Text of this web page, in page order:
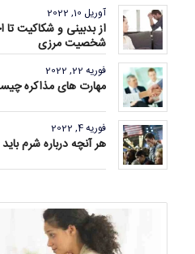
آوریل 10, 2022
از بدبینی و شکاکیت
شخصیت مرزی
فوریه 22, 2022
مهارت های مذاکره
فوریه 4, 2022
هر آنچه درباره شرم باید